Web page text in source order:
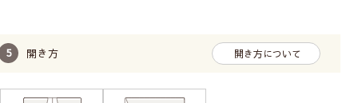
開き方 開き方について